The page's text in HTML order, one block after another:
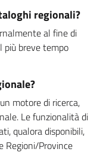
regionali?
al fine di
più breve tempo
motore di ricerca,
Le funzionalità di
qualora disponibili,
Regioni/Province